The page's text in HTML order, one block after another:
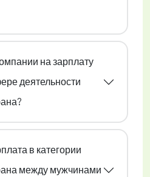
на зарплату
деятельности
в категории
между мужчинами